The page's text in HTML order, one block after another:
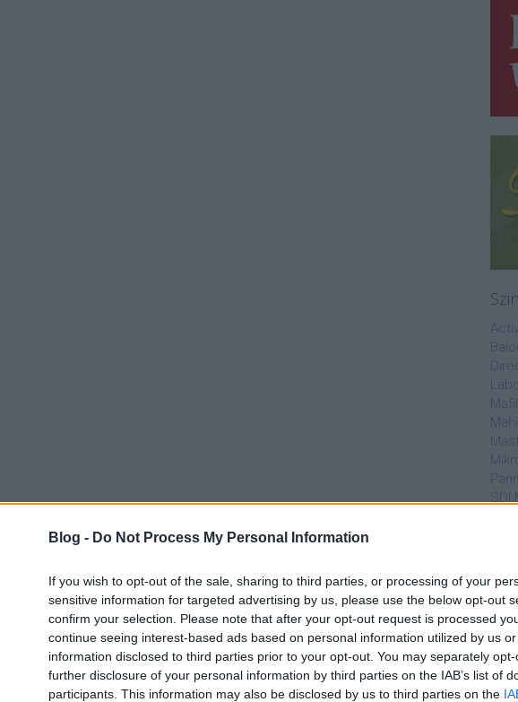
Blog - Do Not Process My Personal Information
If you wish to opt-out of the sale, sharing to third parties, or processing of your
sensitive information for targeted advertising by us, please use the below opt-out
confirm your selection. Please note that after your opt-out request is processed
continue seeing interest-based ads based on personal information utilized by us
information disclosed to third parties prior to your opt-out. You may separately
further disclosure of your personal information by third parties on the IAB’s list of
participants. This information may also be disclosed by us to third parties on the
SDI